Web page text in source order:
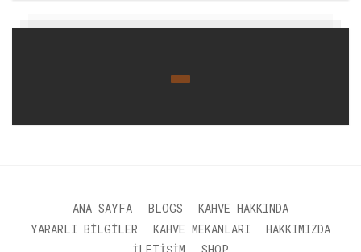
ANA SAYFA BLOGS
KAHVE HAKKINDA
YARARLI BILGILER
KAHVE MEKANLARI
HAKKIMIZDA